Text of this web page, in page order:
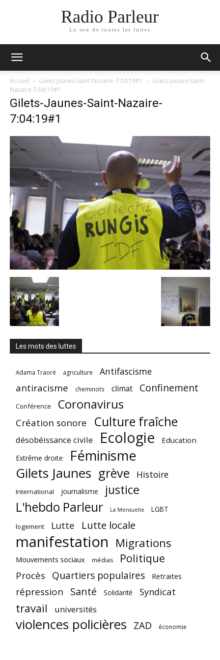
Radio Parleur
Le son de toutes les luttes
Accueil Gilets-Jaunes-Saint-Nazaire-7:04:19#1
Gilets-Jaunes-Saint-
Nazaire-7:04:19#1
Gilets-Jaunes-Saint-Nazaire-
7:04:19#1
Les mots des luttes
Adama Traoré agriculture Antifascisme
antiracisme cheminots climat Confinement
Conférence Coronavirus
Création sonore Culture fraîche
désobéissance civile Ecologie Education
Extrême droite Féminisme
Gilets Jaunes grève Histoire
International journalisme justice
L'hebdo Parleur La Mensuelle
LGBT
logement
Lutte Lutte locale
manifestation Migrations
Mouvements sociaux médias Politique
Procès Quartiers populaires Retraites
répression Santé Solidarité Syndicat
travail universités
violences policières ZAD économie